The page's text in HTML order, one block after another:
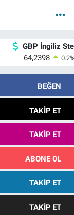
GBP İngiliz
64,2398
0.2
BEĞEN
TAKIP ET
TAKIP ET
ABONE OL
TAKIP ET
TAKIP ET